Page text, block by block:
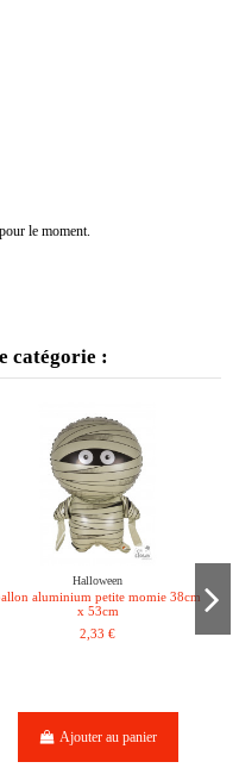
le moment.
catégorie :
Halloween
aluminium petite momie 38cm
x 53cm
2,33 €
Ajouter au panier